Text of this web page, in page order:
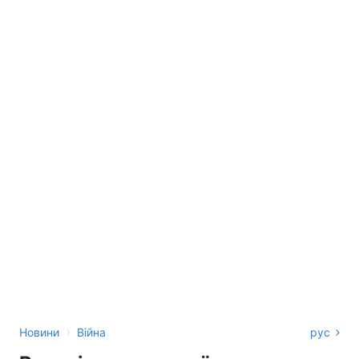
Новини › Війна рус